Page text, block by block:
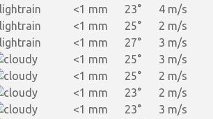
<1 mm 23°
4 m/s
<1 mm 25°
2 m/s
<1 mm 27°
3 m/s
<1 mm 25°
3 m/s
<1 mm 25°
2 m/s
<1 mm 23°
2 m/s
<1 mm 23°
3 m/s